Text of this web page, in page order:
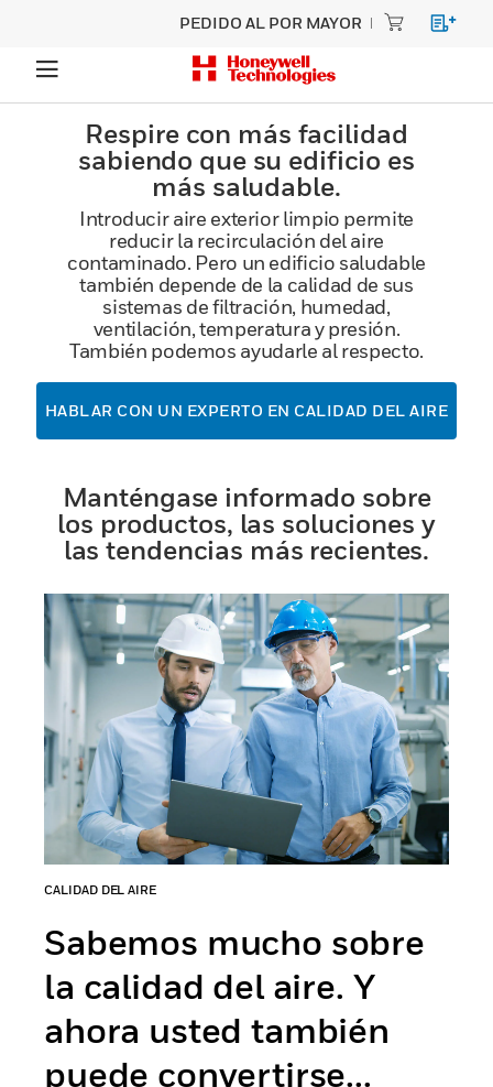
PEDIDO AL POR MAYOR
Respire con más facilidad
sabiendo que su edificio es
más saludable.
Introducir aire exterior limpio permite
reducir la recirculación del aire
contaminado. Pero un edificio saludable
también depende de la calidad de sus
sistemas de filtración, humedad,
ventilación, temperatura y presión.
También podemos ayudarle al respecto.
HABLAR CON UN EXPERTO EN CALIDAD DEL AIRE
Manténgase informado sobre
los productos, las soluciones y
las tendencias más recientes.
CALIDAD DEL AIRE
Sabemos mucho sobre
la calidad del aire. Y
ahora usted también
puede convertirse...